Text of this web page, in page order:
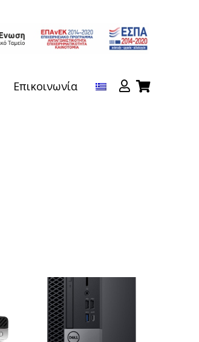
Επικοινωνία